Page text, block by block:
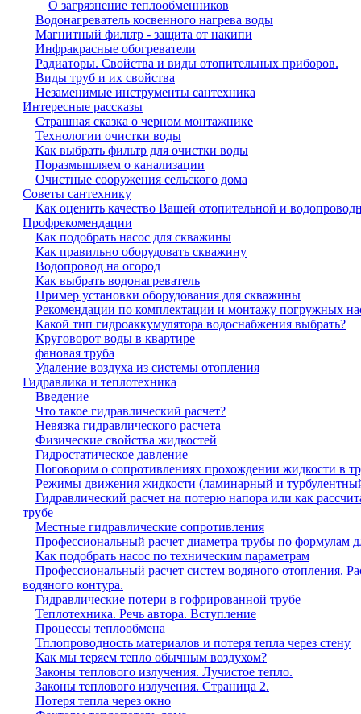
О загрязнение теплообменников
Водонагреватель косвенного нагрева воды
Магнитный фильтр - защита от накипи
Инфракрасные обогреватели
Радиаторы. Свойства и виды отопительных приборов.
Виды труб и их свойства
Незаменимые инструменты сантехника
Интересные рассказы
Страшная сказка о черном монтажнике
Технологии очистки воды
Как выбрать фильтр для очистки воды
Поразмышляем о канализации
Очистные сооружения сельского дома
Советы сантехнику
Как оценить качество Вашей отопительной и
Профрекомендации
Как подобрать насос для скважины
Как правильно оборудовать скважину
Водопровод на огород
Как выбрать водонагреватель
Пример установки оборудования для скважины
Рекомендации по комплектации и монтажу погружных
Какой тип гидроаккумулятора водоснабжения выбрать?
Круговорот воды в квартире
фановая труба
Удаление воздуха из системы отопления
Гидравлика и теплотехника
Введение
Что такое гидравлический расчет?
Невязка гидравлического расчета
Физические свойства жидкостей
Гидростатическое давление
Поговорим о сопротивлениях прохождении жидкости в
Режимы движения жидкости (ламинарный и
Гидравлический расчет на потерю напора или как
трубе
Местные гидравлические сопротивления
Профессиональный расчет диаметра трубы по формулам
Как подобрать насос по техническим параметрам
Профессиональный расчет систем водяного отопления.
водяного контура.
Гидравлические потери в гофрированной трубе
Теплотехника. Речь автора. Вступление
Процессы теплообмена
Тплопроводность материалов и потеря тепла через стену
Как мы теряем тепло обычным воздухом?
Законы теплового излучения. Лучистое тепло.
Законы теплового излучения. Страница 2.
Потеря тепла через окно